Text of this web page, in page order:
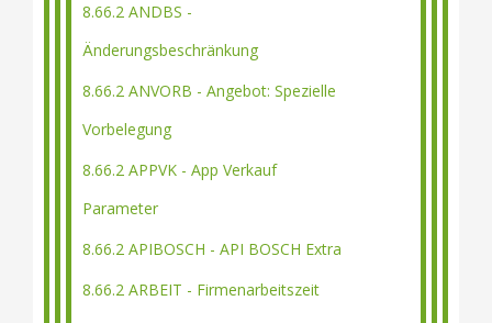
8.66.2 ANDBS -
Änderungsbeschränkung
8.66.2 ANVORB - Angebot: Spezielle
Vorbelegung
8.66.2 APPVK - App Verkauf
Parameter
8.66.2 APIBOSCH - API BOSCH Extra
8.66.2 ARBEIT - Firmenarbeitszeit